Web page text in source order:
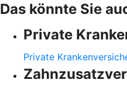
Das könnte Sie
Private
Private